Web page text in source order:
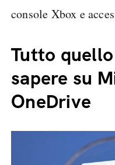
console Xbox e
Tutto quello
sapere su
OneDrive